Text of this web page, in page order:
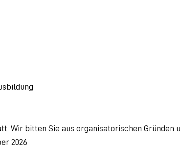
Wir bitten Sie aus organisatorischen Gründen
2026